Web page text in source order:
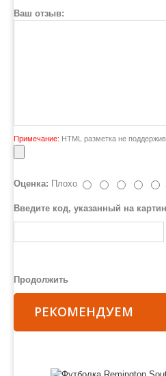
Ваш отзыв:
Примечание: HTML разметка не
Оценка: Плохо
Введите код, указанный на
Продолжить
РЕКОМЕНДУЕМ